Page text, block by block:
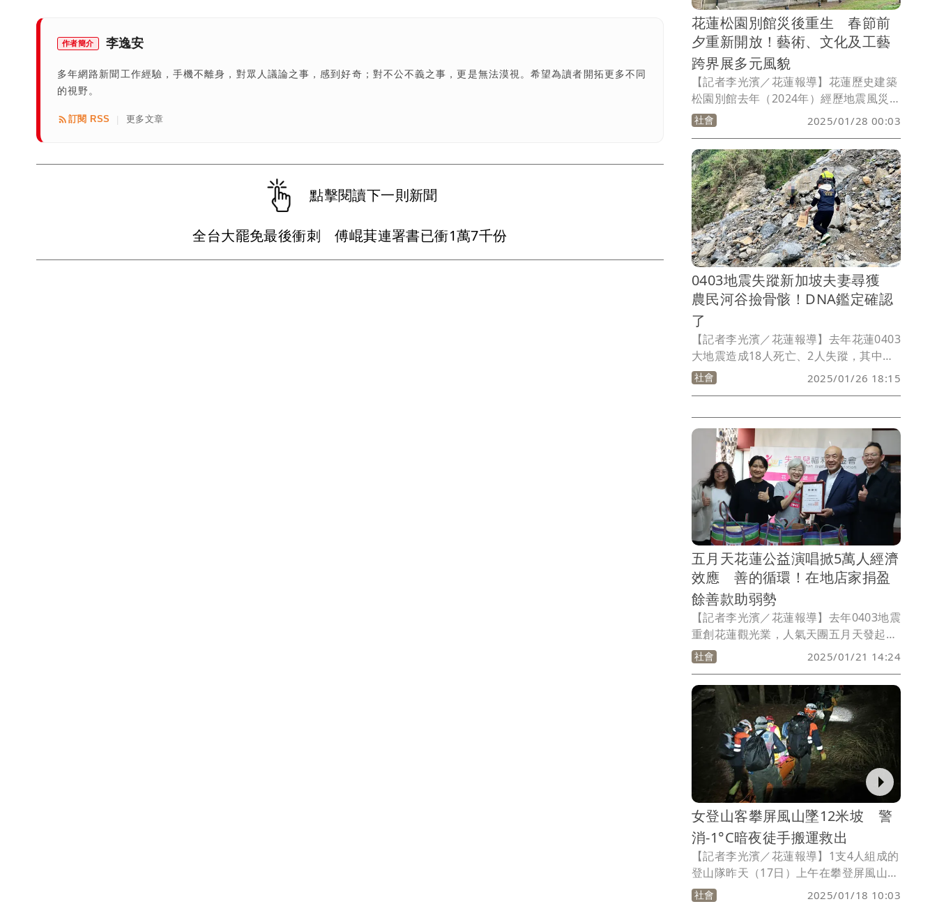
作者簡介 李逸安
多年網路新聞工作經驗，手機不離身，對眾人議論之事，感到好奇；對不公不義之事，更是無法漠視。希望為讀者開拓更多不同
的視野。
訂閱 RSS | 更多文章
點擊閱讀下一則新聞
全台大罷免最後衝刺 傅崐萁連署書已衝1萬7千份
各類旅宿員工就有近千人面臨失業或轉
職，其他餐飲小吃更不計其數。有業者指
出，真正明顯感受到花蓮觀光復甦是從去
年11月才開始，暑假7、8月雖有旅遊補助
但幫助有限。目前花蓮縣府公布今年1月
份達79萬遊客人次，已與地震前同期標準
相當，部分業者也希望接下來4月清明
節、兒童節連假可助攻復甦，但對比春節
連假經驗仍是一大挑戰。
花蓮松園別館災後重生 春節前
夕重新開放！藝術、文化及工藝
跨界展多元風貌
【記者李光濱／花蓮報導】花蓮歷史建築
松園別館去年（2024年）經歷地震風災，
園區整修封閉4個月，今年1月重新開放，
春節連假期間遊客又多一處景點可以駐
足。
社會 2025/01/28 00:03
0403地震失蹤新加坡夫妻尋獲
農民河谷撿骨骸！DNA鑑定確認
了
【記者李光濱／花蓮報導】去年花蓮0403
大地震造成18人死亡、2人失蹤，其中新
加坡一對夫妻2人疑似受困砂卡礑步道內
失聯，家屬透過台灣地檢署向法院聲請死
在河谷發現疑似髖骨部位的人骨，經警方
取回鑑定後，確定人骨DNA是失蹤的47歲
新加坡男子Sim Hwee Kok。
社會 2025/01/26 18:15
五月天花蓮公益演唱掀5萬人經濟
效應 善的循環！在地店家捐盈
餘善款助弱勢
【記者李光濱／花蓮報導】去年0403地震
重創花蓮觀光業，人氣天團五月天發起到
花蓮進行公益演唱會，成功吸引超過5萬
歌迷湧入花蓮消費，也帶動可觀經濟效
應。今天有店家更將營收盈餘捐出給弱勢
團體，希望帶動「善的循環」。
社會 2025/01/21 14:24
女登山客攀屏風山墜12米坡 警
消-1°C暗夜徒手搬運救出
【記者李光濱／花蓮報導】1支4人組成的
登山隊昨天（17日）上午在攀登屏風山下
撤往台八線登山口途中，其中1名70歲女
社會 2025/01/18 10:03